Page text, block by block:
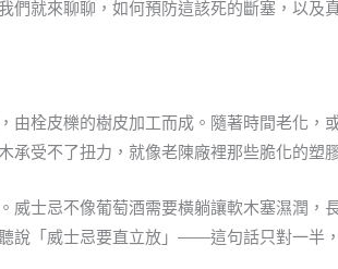
們就來聊聊，如何預防這該死的斷塞，以
由栓皮櫟的樹皮加工而成。隨著時間老化
承受不了扭力，就像老陳廠裡那些脆化的塑
威士忌不像葡萄酒需要橫躺讓軟木塞濕潤
說「威士忌要直立放」——這句話只對一半